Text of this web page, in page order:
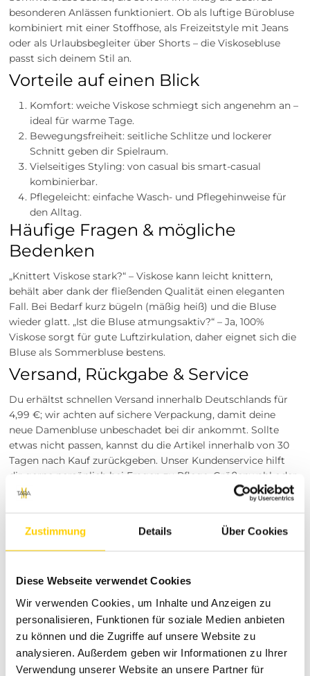
Zustimmung Details Über Cookies
Diese Webseite verwendet Cookies
Wir verwenden Cookies, um Inhalte und Anzeigen zu
personalisieren, Funktionen für soziale Medien anbieten
zu können und die Zugriffe auf unsere Website zu
analysieren. Außerdem geben wir Informationen zu Ihrer
Verwendung unserer Website an unsere Partner für
besonderen Anlässen funktioniert. Ob als luftige Bürobluse
kombiniert mit einer Stoffhose, als Freizeitstyle mit Jeans
oder als Urlaubsbegleiter über Shorts – die Viskosebluse
passt sich deinem Stil an.
Vorteile auf einen Blick
Komfort: weiche Viskose schmiegt sich angenehm an –
ideal für warme Tage.
Bewegungsfreiheit: seitliche Schlitze und lockerer
Schnitt geben dir Spielraum.
Vielseitiges Styling: von casual bis smart-casual
kombinierbar.
Pflegeleicht: einfache Wasch- und Pflegehinweise für
den Alltag.
Häufige Fragen & mögliche
Bedenken
„Knittert Viskose stark?“ – Viskose kann leicht knittern,
behält aber dank der fließenden Qualität einen eleganten
Fall. Bei Bedarf kurz bügeln (mäßig heiß) und die Bluse
wieder glatt. „Ist die Bluse atmungsaktiv?“ – Ja, 100%
Viskose sorgt für gute Luftzirkulation, daher eignet sich die
Bluse als Sommerbluse bestens.
Versand, Rückgabe & Service
Du erhältst schnellen Versand innerhalb Deutschlands für
4,99 €; wir achten auf sichere Verpackung, damit deine
neue Damenbluse unbeschadet bei dir ankommt. Sollte
etwas nicht passen, kannst du die Artikel innerhalb von 30
Tagen nach Kauf zurückgeben. Unser Kundenservice hilft
dir gerne persönlich bei Fragen zu Pflege, Größenwahl oder
Styling-Tipps.
wichtig
du mit der Viskosebluse nicht zufrieden sein, nutze die 30-
unseren Service per E-Mail oder Telefon – wir sind für dich
da und finden schnell eine Lösung.
Besuche unsere Stores
Du möchtest vor dem Kauf deine Lieblingsartikel